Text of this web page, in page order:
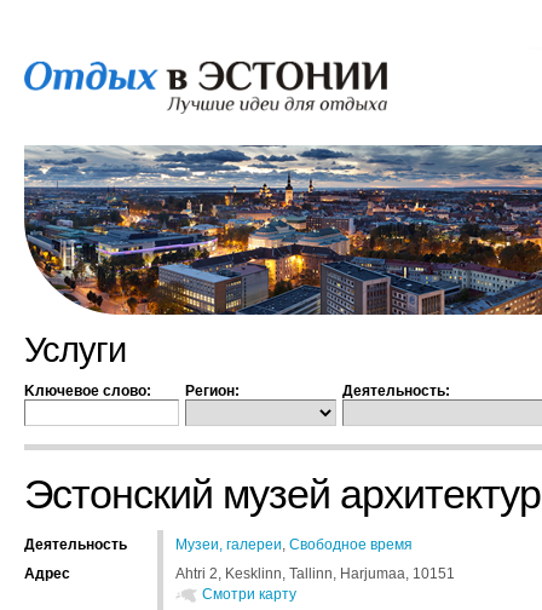
Услуги
Kлючевое слово: Регион: Деятельность:
Эстонский музей
Деятельность Музеи, галереи, Свободное время
Адрес
Ahtri 2, Kesklinn, Tallinn, Harjumaa, 10151
Смотри карту